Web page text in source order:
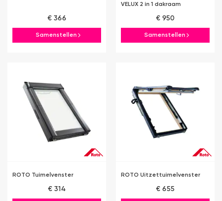
€ 366
Samenstellen
VELUX 2 in 1 dakraam
€ 950
Samenstellen
ROTO Tuimelvenster
€ 314
ROTO Uitzettuimelvenster
€ 655